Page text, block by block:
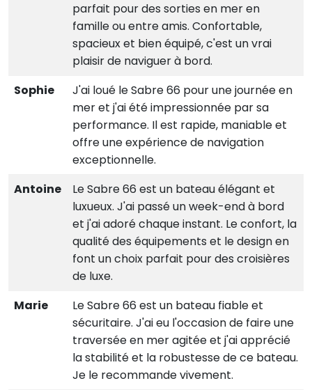
parfait pour des sorties en mer en
famille ou entre amis. Confortable,
spacieux et bien équipé, c'est un vrai
plaisir de naviguer à bord.
Sophie
J'ai loué le Sabre 66 pour une journée en
mer et j'ai été impressionnée par sa
performance. Il est rapide, maniable et
offre une expérience de navigation
exceptionnelle.
Antoine
Le Sabre 66 est un bateau élégant et
luxueux. J'ai passé un week-end à bord
et j'ai adoré chaque instant. Le confort, la
qualité des équipements et le design en
font un choix parfait pour des croisières
de luxe.
Marie
Le Sabre 66 est un bateau fiable et
sécuritaire. J'ai eu l'occasion de faire une
traversée en mer agitée et j'ai apprécié
la stabilité et la robustesse de ce bateau.
Je le recommande vivement.